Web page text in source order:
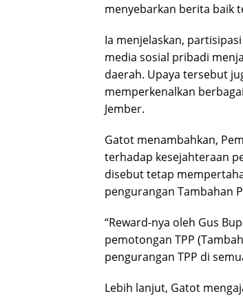
menyebarkan berita baik
Ia menjelaskan,
media sosial pribadi
daerah. Upaya tersebut
memperkenalkan
Jember.
Gatot menambahkan,
terhadap kesejahteraan
disebut tetap
pengurangan Tambahan
“Reward-nya oleh Gus
pemotongan TPP
pengurangan TPP di
Lebih lanjut, Gatot